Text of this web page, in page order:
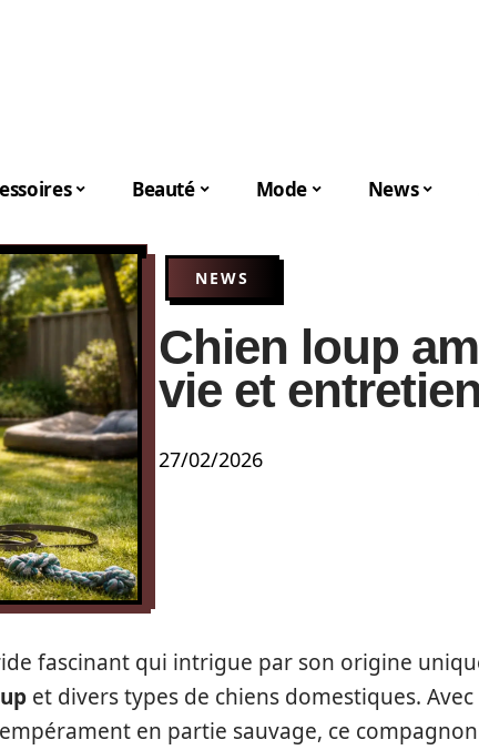
Beauté Mode News
NEWS
Chien loup
vie et
27/02/2026
fascinant qui intrigue par son origine
et divers types de chiens domestiques. Avec
en partie sauvage, ce compagnon